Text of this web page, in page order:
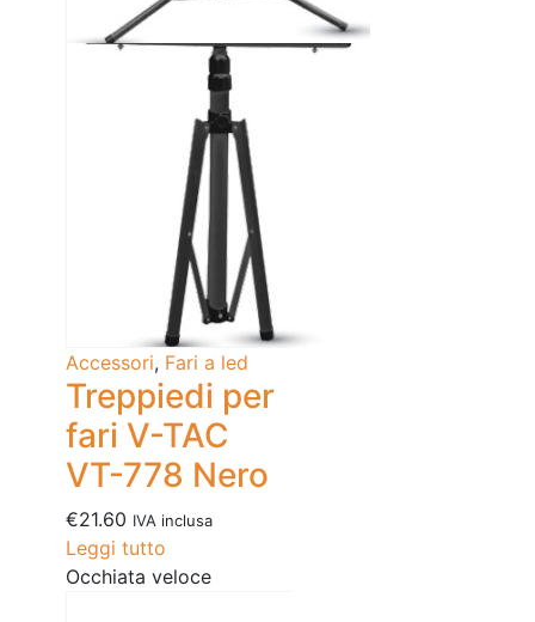
Accessori, Fari a led
Treppiedi per
fari V-TAC
VT-778 Nero
€21.60 IVA inclusa
Leggi tutto
Occhiata veloce